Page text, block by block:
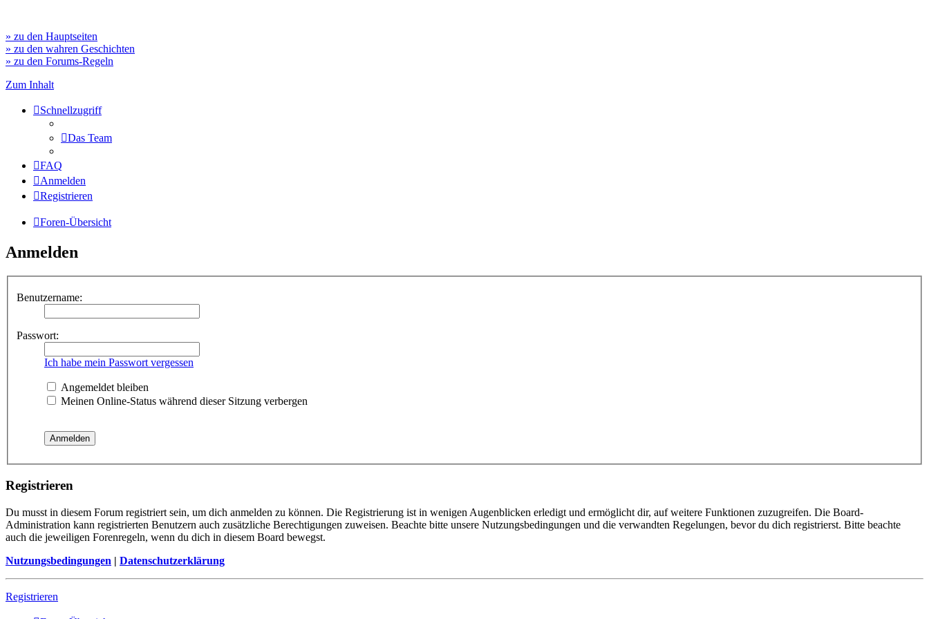
» zu den Hauptseiten
» zu den wahren Geschichten
» zu den Forums-Regeln
Zum Inhalt
Schnellzugriff
Das Team
FAQ
Anmelden
Registrieren
Foren-Übersicht
Anmelden
Benutzername:
Passwort:
Ich habe mein Passwort vergessen
Angemeldet bleiben
Meinen Online-Status während dieser Sitzung verbergen
Registrieren
Du musst in diesem Forum registriert sein, um dich anmelden zu können. Die Registrierung ist in wenigen Augenblicken erledigt und ermöglicht dir, auf weitere Funktionen zuzugreifen. Die Board-
Administration kann registrierten Benutzern auch zusätzliche Berechtigungen zuweisen. Beachte bitte unsere Nutzungsbedingungen und die verwandten Regelungen, bevor du dich registrierst. Bitte beachte
auch die jeweiligen Forenregeln, wenn du dich in diesem Board bewegst.
Nutzungsbedingungen | Datenschutzerklärung
Registrieren